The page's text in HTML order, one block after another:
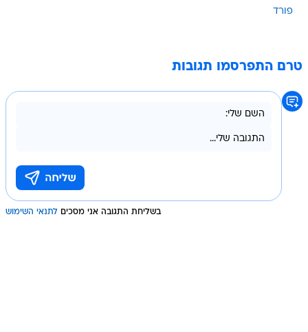
פורד
טרם התפרסמו תגובות
בשליחת התגובה אני מסכים לתנאי השימוש